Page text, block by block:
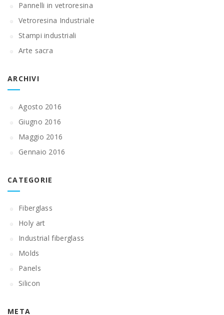
Pannelli in vetroresina
Vetroresina Industriale
Stampi industriali
Arte sacra
ARCHIVI
Agosto 2016
Giugno 2016
Maggio 2016
Gennaio 2016
CATEGORIE
Fiberglass
Holy art
Industrial fiberglass
Molds
Panels
Silicon
META